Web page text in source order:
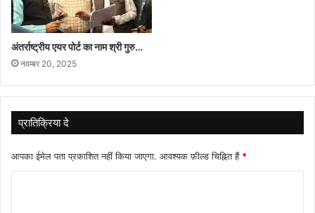
अंतर्राष्ट्रीय एयर पोर्ट का नाम श्री गुरु…
नवम्बर 20, 2025
प्रातिक्रिया दे
आपका ईमेल पता प्रकाशित नहीं किया जाएगा. आवश्यक फ़ील्ड चिह्नित हैं *